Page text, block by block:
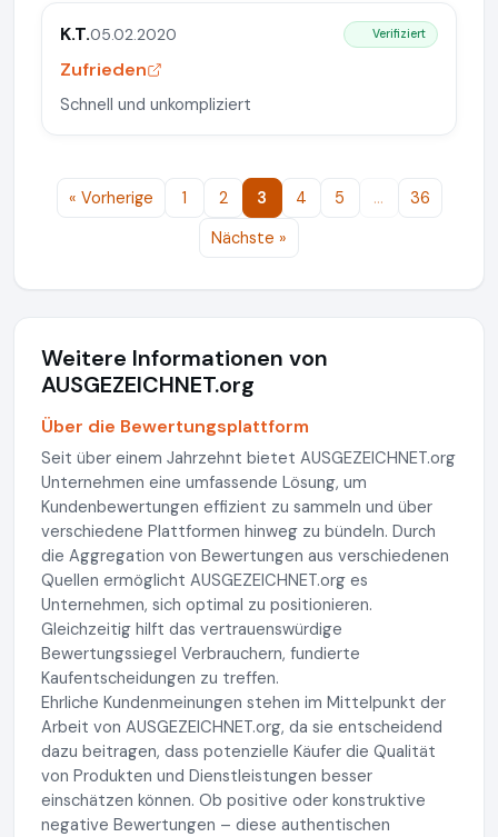
K.T.05.02.2020 Verifiziert
Zufrieden
Schnell und unkompliziert
« Vorherige 1 2 3 4 5 …
36
Nächste »
Weitere Informationen von
AUSGEZEICHNET.org
Über die Bewertungsplattform
Seit über einem Jahrzehnt bietet AUSGEZEICHNET.org
Unternehmen eine umfassende Lösung, um
Kundenbewertungen effizient zu sammeln und über
verschiedene Plattformen hinweg zu bündeln. Durch
die Aggregation von Bewertungen aus verschiedenen
Quellen ermöglicht AUSGEZEICHNET.org es
Unternehmen, sich optimal zu positionieren.
Gleichzeitig hilft das vertrauenswürdige
Bewertungssiegel Verbrauchern, fundierte
Kaufentscheidungen zu treffen.
Ehrliche Kundenmeinungen stehen im Mittelpunkt der
Arbeit von AUSGEZEICHNET.org, da sie entscheidend
dazu beitragen, dass potenzielle Käufer die Qualität
von Produkten und Dienstleistungen besser
einschätzen können. Ob positive oder konstruktive
negative Bewertungen – diese authentischen